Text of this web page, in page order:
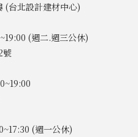
(台北設計建材中心)
(週二.週三公休)
號
(週一公休)